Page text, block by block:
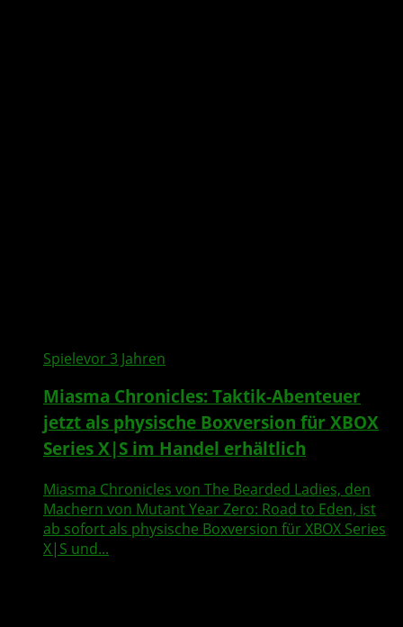
Spielevor 3 Jahren
Miasma Chronicles: Taktik-Abenteuer
jetzt als physische Boxversion für XBOX
Series X|S im Handel erhältlich
Miasma Chronicles von The Bearded Ladies, den
Machern von Mutant Year Zero: Road to Eden, ist
ab sofort als physische Boxversion für XBOX Series
X|S und...